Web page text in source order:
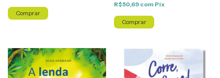
R$50,69 com Pix